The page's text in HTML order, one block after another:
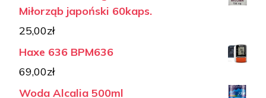
Miłorząb japoński 60kaps.
25,00zł
Haxe 636 BPM636
69,00zł
Woda Alcalia 500ml